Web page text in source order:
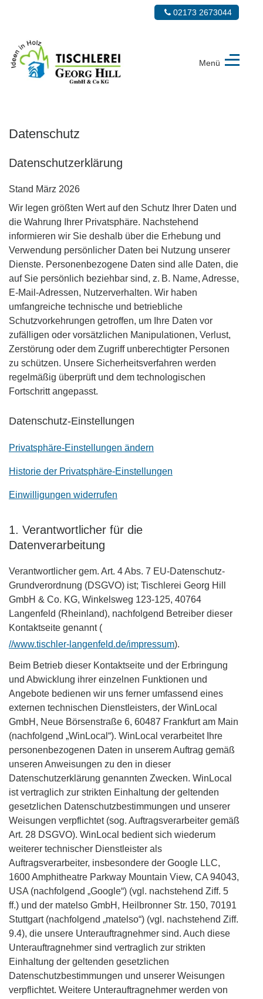
02173 2673044
GmbH
Co.
Menü
Datenschutz
Datenschutzerklärung
Stand März 2026
Wir legen größten Wert auf den Schutz Ihrer Daten und
die Wahrung Ihrer Privatsphäre. Nachstehend
informieren wir Sie deshalb über die Erhebung und
Verwendung persönlicher Daten bei Nutzung unserer
Dienste. Personenbezogene Daten sind alle Daten, die
auf Sie persönlich beziehbar sind, z. B. Name, Adresse,
E-Mail-Adressen, Nutzerverhalten. Wir haben
umfangreiche technische und betriebliche
Schutzvorkehrungen getroffen, um Ihre Daten vor
zufälligen oder vorsätzlichen Manipulationen, Verlust,
Zerstörung oder dem Zugriff unberechtigter Personen
zu schützen. Unsere Sicherheitsverfahren werden
regelmäßig überprüft und dem technologischen
Fortschritt angepasst.
Datenschutz-Einstellungen
Privatsphäre-Einstellungen ändern
Historie der Privatsphäre-Einstellungen
Einwilligungen widerrufen
1. Verantwortlicher für die
Datenverarbeitung
Verantwortlicher gem. Art. 4 Abs. 7 EU-Datenschutz-
Grundverordnung (DSGVO) ist; Tischlerei Georg Hill
GmbH & Co. KG, Winkelsweg 123-125, 40764
Langenfeld (Rheinland), nachfolgend Betreiber dieser
Kontaktseite genannt (
//www.tischler-langenfeld.de/impressum).
Beim Betrieb dieser Kontaktseite und der Erbringung
und Abwicklung ihrer einzelnen Funktionen und
Angebote bedienen wir uns ferner umfassend eines
externen technischen Dienstleisters, der WinLocal
GmbH, Neue Börsenstraße 6, 60487 Frankfurt am Main
(nachfolgend „WinLocal“). WinLocal verarbeitet Ihre
personenbezogenen Daten in unserem Auftrag gemäß
unseren Anweisungen zu den in dieser
Datenschutzerklärung genannten Zwecken. WinLocal
ist vertraglich zur strikten Einhaltung der geltenden
gesetzlichen Datenschutzbestimmungen und unserer
Weisungen verpflichtet (sog. Auftragsverarbeiter gemäß
Art. 28 DSGVO). WinLocal bedient sich wiederum
weiterer technischer Dienstleister als
Auftragsverarbeiter, insbesondere der Google LLC,
1600 Amphitheatre Parkway Mountain View, CA 94043,
USA (nachfolgend „Google“) (vgl. nachstehend Ziff. 5
ff.) und der matelso GmbH, Heilbronner Str. 150, 70191
Stuttgart (nachfolgend „matelso“) (vgl. nachstehend Ziff.
9.4), die unsere Unterauftragnehmer sind. Auch diese
Unterauftragnehmer sind vertraglich zur strikten
Einhaltung der geltenden gesetzlichen
Datenschutzbestimmungen und unserer Weisungen
verpflichtet. Weitere Unterauftragnehmer werden von